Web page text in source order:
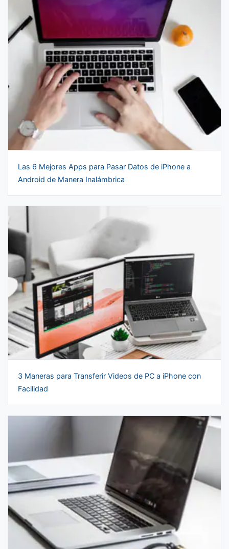
Las 6 Mejores Apps para Pasar Datos de iPhone a
Android de Manera Inalámbrica
3 Maneras para Transferir Videos de PC a iPhone con
Facilidad